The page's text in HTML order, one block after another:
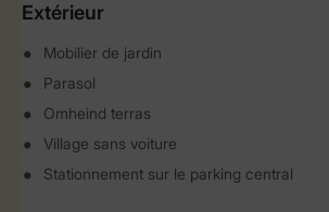
Extérieur
Mobilier de jardin
Parasol
Omheind terras
Village sans voiture
Stationnement sur le parking central